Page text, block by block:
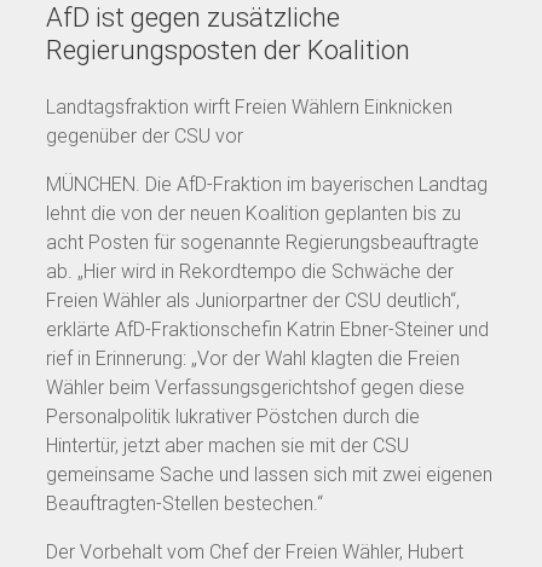
AfD ist gegen zusätzliche
Regierungsposten der Koalition
Landtagsfraktion wirft Freien Wählern Einknicken
gegenüber der CSU vor
MÜNCHEN. Die AfD-Fraktion im bayerischen Landtag
lehnt die von der neuen Koalition geplanten bis zu
acht Posten für sogenannte Regierungsbeauftragte
ab. „Hier wird in Rekordtempo die Schwäche der
Freien Wähler als Juniorpartner der CSU deutlich“,
erklärte AfD-Fraktionschefin Katrin Ebner-Steiner und
rief in Erinnerung: „Vor der Wahl klagten die Freien
Wähler beim Verfassungsgerichtshof gegen diese
Personalpolitik lukrativer Pöstchen durch die
Hintertür, jetzt aber machen sie mit der CSU
gemeinsame Sache und lassen sich mit zwei eigenen
Beauftragten-Stellen bestechen.“
Der Vorbehalt vom Chef der Freien Wähler, Hubert